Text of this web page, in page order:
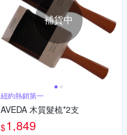
補貨中
紐約熱銷第一
AVEDA 木質髮梳*2支
$1,849